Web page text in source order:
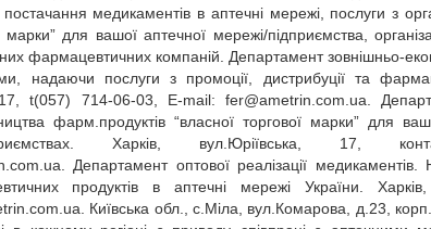
медикаментів в аптечні мережі, послуги з
для вашої аптечної мережі/підприємства,
фармацевтичних компаній. Департамент
надаючи послуги з промоції, дистрибуції та
17, t(057) 714‑06‑03, E‑mail:fer@ametrin.com.ua .
фарм.продуктів “власної торгової марки” для
Харків, вул.Юріївська, 17,
. Департамент оптової реалізації медикаментів.
продуктів в аптечні мережі України.
. Київська обл., с.Міла, вул.Комарова, д.23,